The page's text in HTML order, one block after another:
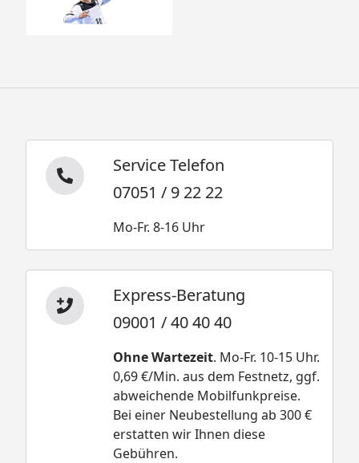
Service Telefon
07051 / 9 22 22
Mo-Fr. 8-16 Uhr
Express-Beratung
09001 / 40 40 40
Ohne Wartezeit. Mo-Fr. 10-15 Uhr.
0,69 €/Min. aus dem Festnetz, ggf.
abweichende Mobilfunkpreise.
Bei einer Neubestellung ab 300 €
erstatten wir Ihnen diese
Gebühren.